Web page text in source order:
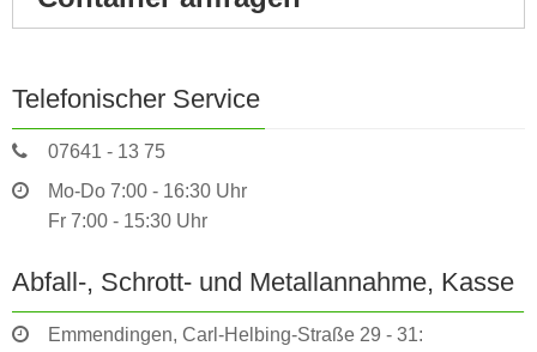
Telefonischer Service
07641 - 13 75
Mo-Do 7:00 - 16:30 Uhr
Fr 7:00 - 15:30 Uhr
Abfall-, Schrott- und Metallannahme, Kasse
Emmendingen, Carl-Helbing-Straße 29 - 31: